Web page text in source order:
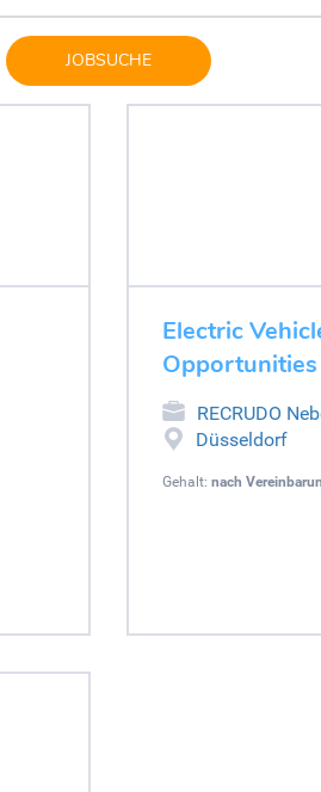
JOBSUCHE
Electric
RECRUDO
Düsseldorf
Gehalt: nach